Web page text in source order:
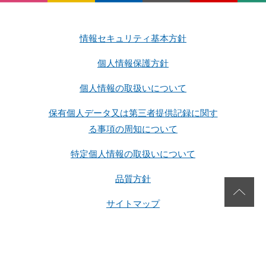
情報セキュリティ基本方針
個人情報保護方針
個人情報の取扱いについて
保有個人データ又は第三者提供記録に関す
る事項の周知について
特定個人情報の取扱いについて
品質方針
サイトマップ